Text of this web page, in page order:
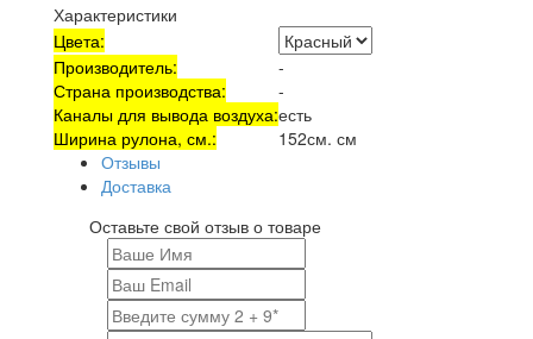
Характеристики
Цвета:
Производитель:
-
Страна производства:
-
Каналы для вывода воздуха:есть
Ширина рулона, см.:
152см. см
Отзывы
Доставка
Оставьте свой отзыв о товаре